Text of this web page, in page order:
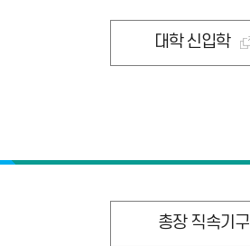
대학 신입학
총장 직속기구